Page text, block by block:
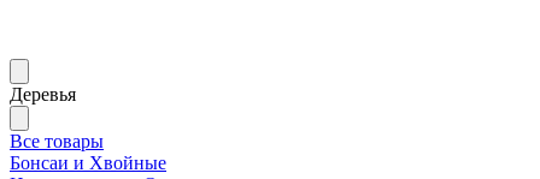
Деревья
Все товары
Бонсаи и Хвойные